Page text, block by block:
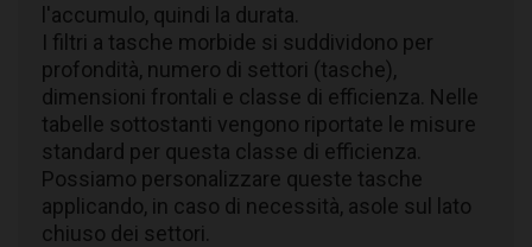
l'accumulo, quindi la durata.
I filtri a tasche morbide si suddividono per
profondità, numero di settori (tasche),
dimensioni frontali e classe di efficienza. Nelle
tabelle sottostanti vengono riportate le misure
standard per questa classe di efficienza.
Possiamo personalizzare queste tasche
applicando, in caso di necessità, asole sul lato
chiuso dei settori.